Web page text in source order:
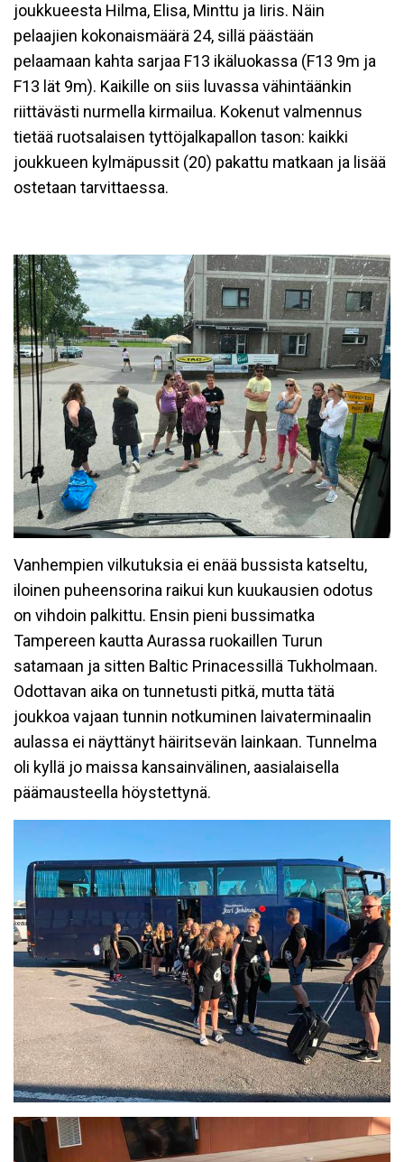
joukkueesta Hilma, Elisa, Minttu ja Iiris. Näin
pelaajien kokonaismäärä 24, sillä päästään
pelaamaan kahta sarjaa F13 ikäluokassa (F13 9m ja
F13 lät 9m). Kaikille on siis luvassa vähintäänkin
riittävästi nurmella kirmailua. Kokenut valmennus
tietää ruotsalaisen tyttöjalkapallon tason: kaikki
joukkueen kylmäpussit (20) pakattu matkaan ja lisää
ostetaan tarvittaessa.
Vanhempien vilkutuksia ei enää bussista katseltu,
iloinen puheensorina raikui kun kuukausien odotus
on vihdoin palkittu. Ensin pieni bussimatka
Tampereen kautta Aurassa ruokaillen Turun
satamaan ja sitten Baltic Prinacessillä Tukholmaan.
Odottavan aika on tunnetusti pitkä, mutta tätä
joukkoa vajaan tunnin notkuminen laivaterminaalin
aulassa ei näyttänyt häiritsevän lainkaan. Tunnelma
oli kyllä jo maissa kansainvälinen, aasialaisella
päämausteella höystettynä.